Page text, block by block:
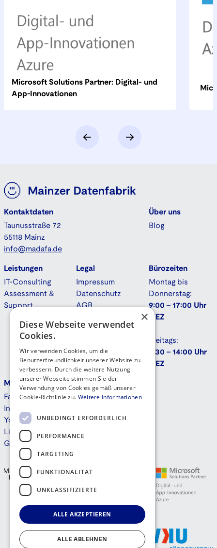
Microsoft Solutions Partner: Digital- und
App-Innovationen
Kontaktdaten
Taunusstraße 72
55118 Mainz
info@madafa.de
Über uns
Blog
Leistungen
IT-Consulting
Assessment &
Support
Legal
Impressum
Datenschutz
AGB
Bürozeiten
Montag bis
Donnerstag:
9:00 - 17:00 Uhr
MEZ
Freitags:
9:30 - 14:00 Uhr
MEZ
Mehr
Facebook
Instagram
Youtube
Linkedin
GitHub
Kontakt
×
Diese Webseite verwendet
Cookies.
Wir verwenden Cookies, um die
Benutzerfreundlichkeit unserer Website zu
verbessern. Durch die weitere Nutzung
unserer Webseite stimmen Sie der
Verwendung von Cookies gemäß unserer
Cookie-Richtlinie zu. Weitere Informationen
UNBEDINGT ERFORDERLICH
PERFORMANCE
TARGETING
FUNKTIONALITÄT
UNKLASSIFIZIERTE
ALLE AKZEPTIEREN
ALLE ABLEHNEN